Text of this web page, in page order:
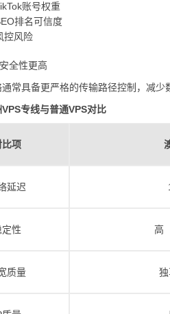
账号权重
排名可信度
控风险
全性更高
常具备更严格的传输路径控制，减
专线与普通VPS对比
比项
延迟
定性 高
质量